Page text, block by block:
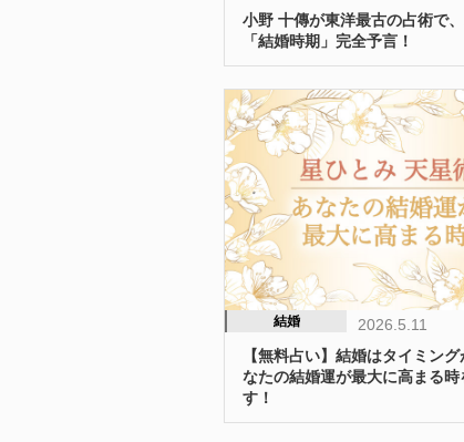
小野 十傳が東洋最古の占術で
「結婚時期」完全予言！
結婚
2026.5.11
【無料占い】結婚はタイミン
なたの結婚運が最大に高まる時
す！